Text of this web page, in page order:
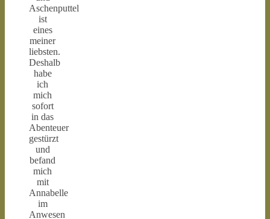
Aschenputtel
ist
eines
meiner
liebsten.
Deshalb
habe
ich
mich
sofort
in das
Abenteuer
gestürzt
und
befand
mich
mit
Annabelle
im
Anwesen